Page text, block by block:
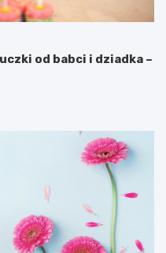
od babci i dziadka –